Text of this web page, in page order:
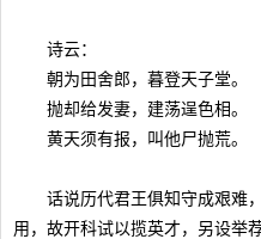
诗云：
朝为田舍郎，暮登天子堂。
抛却给发妻，建荡逞色相。
黄天须有报，叫他尸抛荒。
话说历代君王俱知守成艰难，
用，故开科试以揽英才，另设举